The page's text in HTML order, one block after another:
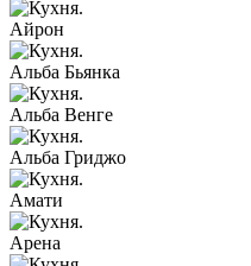
Айрон
Альба Бьянка
Альба Венге
Альба Гриджо
Амати
Арена